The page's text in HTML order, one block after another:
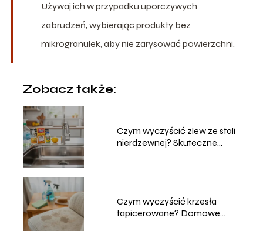
Używaj ich w przypadku uporczywych
zabrudzeń, wybierając produkty bez
mikrogranulek, aby nie zarysować powierzchni.
Zobacz także:
Czym wyczyścić zlew ze stali
nierdzewnej? Skuteczne
Czym wyczyścić krzesła
tapicerowane? Domowe